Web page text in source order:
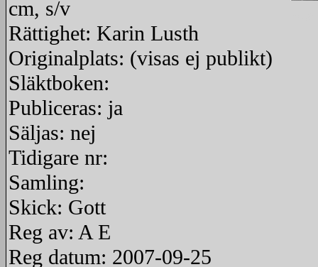
cm, s/v
Rättighet: Karin Lusth
Originalplats: (visas ej publikt)
Släktboken:
Publiceras: ja
Säljas: nej
Tidigare nr:
Samling:
Skick: Gott
Reg av: A E
Reg datum: 2007-09-25